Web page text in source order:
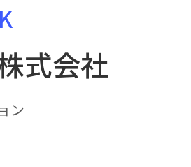
式会社
ン